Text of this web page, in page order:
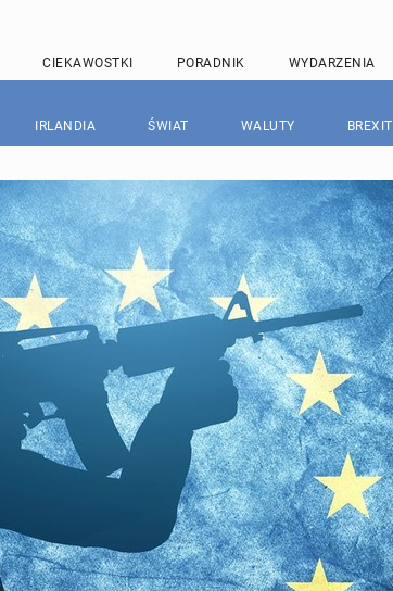
CIEKAWOSTKI PORADNIK WYDARZENIA
IRLANDIA ŚWIAT WALUTY BREXIT